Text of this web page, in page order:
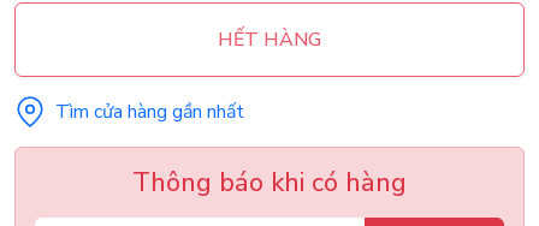
HẾT HÀNG
Tìm cửa hàng gần nhất
Thông báo khi có hàng